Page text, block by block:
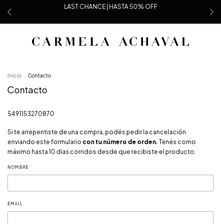
LAST CHANCE | HASTA 50% OFF
Inicio Contacto
Contacto
5491153270870
Si te arrepentiste de una compra, podés pedir la cancelación
enviando este formulario con tu número de orden. Tenés como
máximo hasta 10 días corridos desde que recibiste el producto.
NOMBRE
EMAIL